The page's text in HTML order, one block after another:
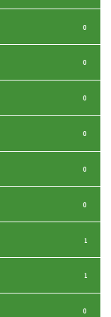
0
0
0
0
0
0
1
1
0